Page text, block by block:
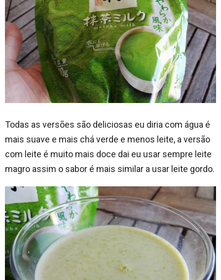
Todas as versões são deliciosas eu diria com água é
mais suave e mais chá verde e menos leite, a versão
com leite é muito mais doce dai eu usar sempre leite
magro assim o sabor é mais similar a usar leite gordo.